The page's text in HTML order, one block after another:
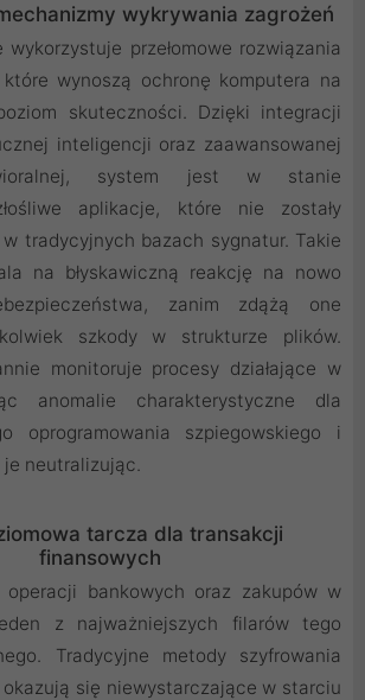
wykrywania zagrożeń
wykorzystuje przełomowe rozwiązania
wynoszą ochronę komputera na
skuteczności. Dzięki integracji
inteligencji oraz zaawansowanej
system jest w stanie
aplikacje, które nie zostały
tradycyjnych bazach sygnatur. Takie
na błyskawiczną reakcję na nowo
zanim zdążą one
szkody w strukturze plików.
monitoruje procesy działające w
anomalie charakterystyczne dla
oprogramowania szpiegowskiego i
neutralizując.
tarcza dla transakcji
finansowych
operacji bankowych oraz zakupów w
z najważniejszych filarów tego
Tradycyjne metody szyfrowania
okazują się niewystarczające w starciu